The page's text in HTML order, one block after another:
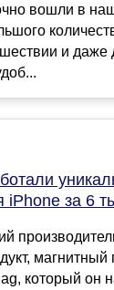
вошли в
и даже
iPhone за 6
магнитный
который он